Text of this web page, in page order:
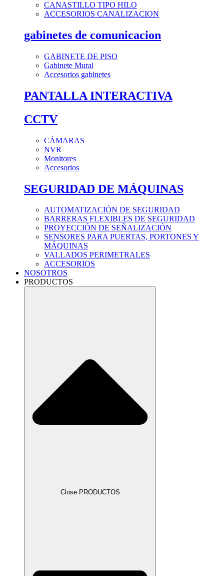
CANASTILLO TIPO HILO
ACCESORIOS CANALIZACION
gabinetes de comunicacion
GABINETE DE PISO
Gabinete Mural
Accesorios gabinetes
PANTALLA INTERACTIVA
CCTV
CÁMARAS
NVR
Monitores
Accesorios
SEGURIDAD DE MÁQUINAS
AUTOMATIZACIÓN DE SEGURIDAD
BARRERAS FLEXIBLES DE SEGURIDAD
PROYECCIÓN DE SEÑALIZACIÓN
SENSORES PARA PUERTAS, PORTONES Y
MÁQUINAS
VALLADOS PERIMETRALES
ACCESORIOS
NOSOTROS
PRODUCTOS
Close PRODUCTOS